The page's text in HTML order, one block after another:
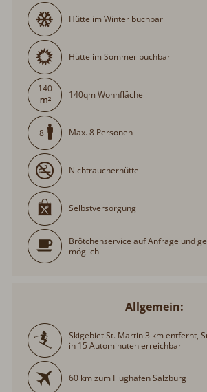
Hütte im Winter buchbar
Hütte im Sommer buchbar
140
140qm Wohnfläche
8 Max. 8 Personen
Nichtraucherhütte
Selbstversorgung
Brötchenservice auf Anfrage und
möglich
Allgemein:
Skigebiet St. Martin 3 km entfernt,
in 15 Autominuten erreichbar
60 km zum Flughafen Salzburg